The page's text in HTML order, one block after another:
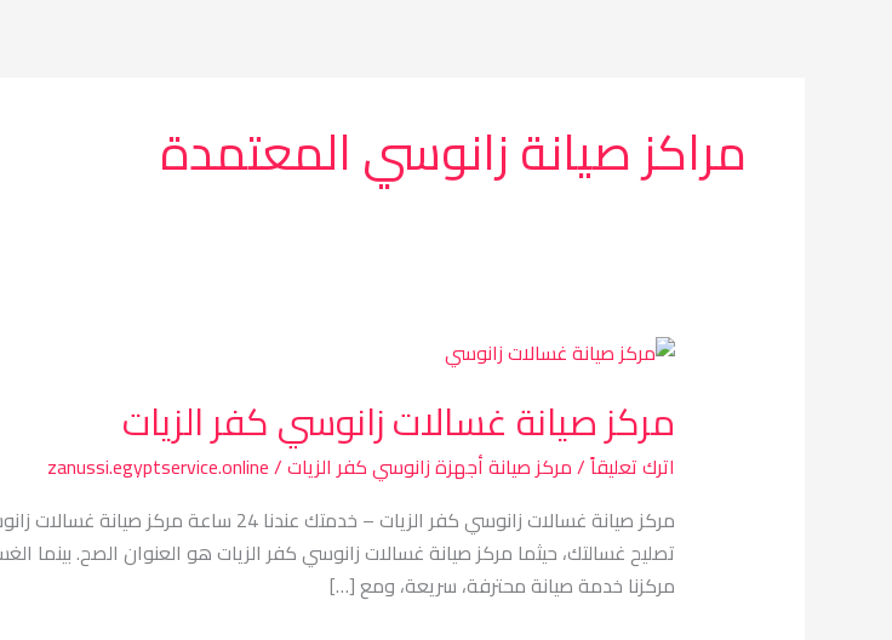
مراكز صيانة زانوسي المعتمدة
مركز صيانة غسالات زانوسي كفر الزيات
اترك تعليقاً/مركز صيانة أجهزة زانوسي كفر الزيات/
zanussi.egyptservice.online
مركز صيانة غسالات زانوسي كفر الزيات –
تصليح غسالتك، حيثما مركز صيانة غسالات زانوسي كفر الزيات هو العنوان الصح.
مركزنا خدمة صيانة محترفة، سريعة، ومع […]
مركز
غسالات
زانوسي
كفر
الزيات